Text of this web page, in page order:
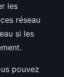
les
réseau
si les
pouvez